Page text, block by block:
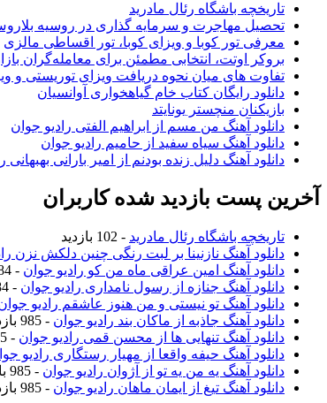
تاریخچه باشگاه رئال مادرید
تحصیل مهاجرت و سرمایه گذاری در روسیه
معرفی تور کوبا و ویزای کوبا، تور اقساطی مالزی
بروکر اوتت، انتخابی مطمئن برای معامله‌گران
تفاوت های میان نحوه دریافت ویزای توریستی و
دانلود رایگان کتاب خام گیاهخواری آوانسیان
بازیکنان منچستر یونایتد
دانلود آهنگ من مسم از ابراهیم الفتی رادیو جوان
دانلود آهنگ سیاه سفید از حامیم رادیو جوان
دانلود آهنگ دلیل زنده بودنم از امیر بارانی بهبهانی
آخرین پست بازدید شده کاربران
تاریخچه باشگاه رئال مادرید - 102 بازدید
دانلود آهنگ نازنینا بر لبت رنگی چنین دلکش نزن
دانلود آهنگ امین عراقی ماه من کو رادیو جوان - 984 بازدید
دانلود آهنگ جنازه از رسول نامداری رادیو جوان - 984 بازدید
دانلود آهنگ تو نیستی و من هنوز عاشقم رادیو
دانلود آهنگ جاذبه از ماکان بند رادیو جوان - 985 بازدید
دانلود آهنگ تنهایی ها از محسن قمی رادیو جوان - 985 بازدید
دانلود آهنگ حیفه واقعا از مهیار رستگاری رادیو
دانلود آهنگ یه من یه تو از آژوان رادیو جوان - 985 بازدید
دانلود آهنگ تیغ از ایمان ماهان رادیو جوان - 985 بازدید